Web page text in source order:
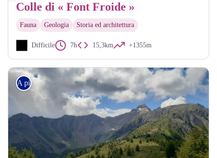
Colle di « Font Froide »
Fauna Geologia Storia ed architettura
Difficile 7h 15,3km +1355m
A piedi